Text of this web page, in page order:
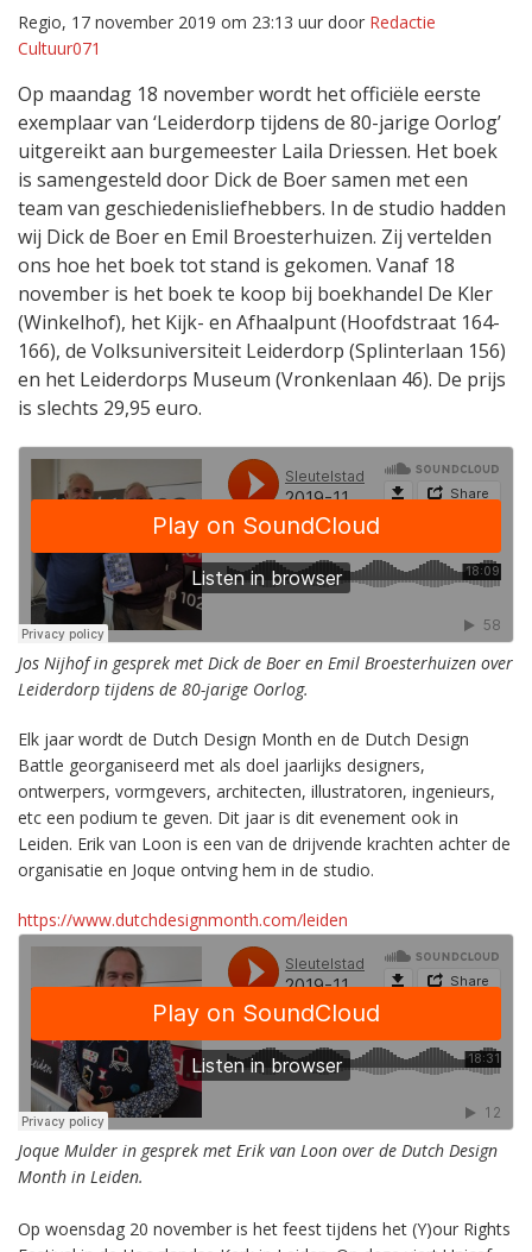
Regio, 17 november 2019 om 23:13 uur door Redactie
Cultuur071
Op maandag 18 november wordt het officiële eerste
exemplaar van ‘Leiderdorp tijdens de 80-jarige Oorlog’
uitgereikt aan burgemeester Laila Driessen. Het boek
is samengesteld door Dick de Boer samen met een
team van geschiedenisliefhebbers. In de studio hadden
wij Dick de Boer en Emil Broesterhuizen. Zij vertelden
ons hoe het boek tot stand is gekomen. Vanaf 18
november is het boek te koop bij boekhandel De Kler
(Winkelhof), het Kijk- en Afhaalpunt (Hoofdstraat 164-
166), de Volksuniversiteit Leiderdorp (Splinterlaan 156)
en het Leiderdorps Museum (Vronkenlaan 46). De prijs
is slechts 29,95 euro.
Jos Nijhof in gesprek met Dick de Boer en Emil Broesterhuizen over
Leiderdorp tijdens de 80-jarige Oorlog.
Elk jaar wordt de Dutch Design Month en de Dutch Design
Battle georganiseerd met als doel jaarlijks designers,
ontwerpers, vormgevers, architecten, illustratoren, ingenieurs,
etc een podium te geven. Dit jaar is dit evenement ook in
Leiden. Erik van Loon is een van de drijvende krachten achter de
organisatie en Joque ontving hem in de studio.
https://www.dutchdesignmonth.com/leiden
Joque Mulder in gesprek met Erik van Loon over de Dutch Design
Month in Leiden.
Op woensdag 20 november is het feest tijdens het (Y)our Rights